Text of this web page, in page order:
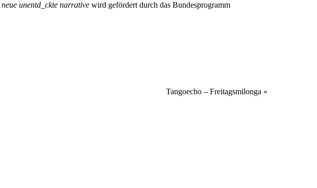
neue unentd_ckte narrative wird gefördert durch das Bundesprogramm
Tangoecho – Freitagsmilonga »